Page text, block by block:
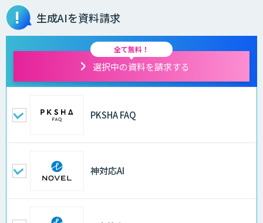
生成AIを資料請求
全て無料！
選択中の資料を請求する
PKSHA FAQ
神対応AI